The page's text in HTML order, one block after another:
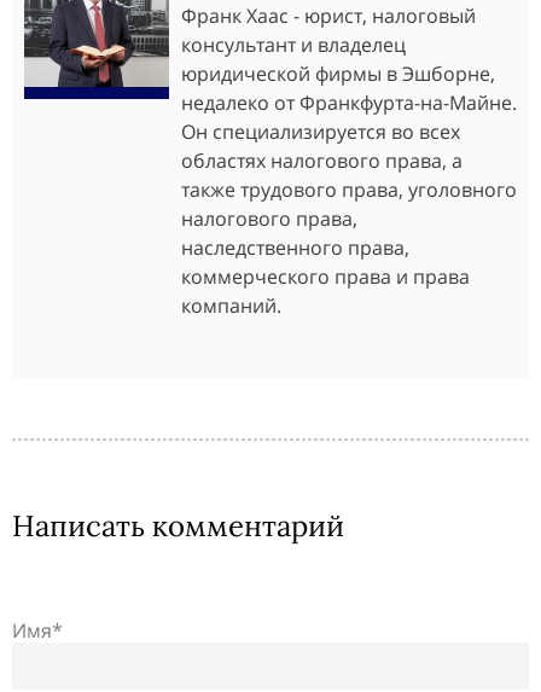
Франк Хаас - юрист, налоговый
консультант и владелец
юридической фирмы в Эшборне,
недалеко от Франкфурта-на-Майне.
Он специализируется во всех
областях налогового права, а
также трудового права, уголовного
налогового права,
наследственного права,
коммерческого права и права
компаний.
Написать комментарий
Имя*